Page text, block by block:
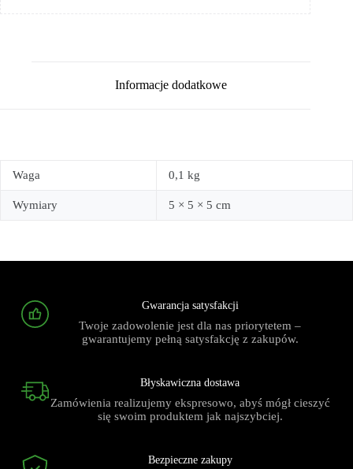
Informacje dodatkowe
Waga 0,1 kg
Wymiary 5 × 5 × 5 cm
Gwarancja satysfakcji
Twoje zadowolenie jest dla nas priorytetem –
gwarantujemy pełną satysfakcję z zakupów.
Błyskawiczna dostawa
Zamówienia realizujemy ekspresowo, abyś mógł cieszyć
się swoim produktem jak najszybciej.
Bezpieczne zakupy